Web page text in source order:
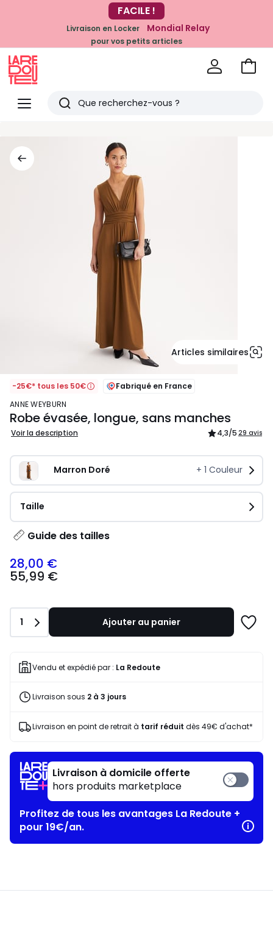
-20% dès 39€*
sur la mode
FACILE !
Livraison en Locker Mondial Relay
pour vos petits articles
Menu
Redoute
Rechercher
Voir
Articles similaires
-25€* tous les 50€
Fabriqué en France
ANNE WEYBURN
Robe évasée, longue, sans manches
Voir la description 4,3/5 29 avis
Marron Doré + 1 Couleur
Taille
Guide des tailles
55,99
€
programme
pour
28,00
28,00 €
55,99 €
Quantité
1 Ajouter au panier
Vendu et expédié par : La Redoute
Livraison sous 2 à 3 jours
Livraison en point de retrait à tarif réduit dès 49€ d'achat*
Livraison à domicile offerte
hors produits marketplace
Profitez de tous les avantages La Redoute +
pour 19€/an.